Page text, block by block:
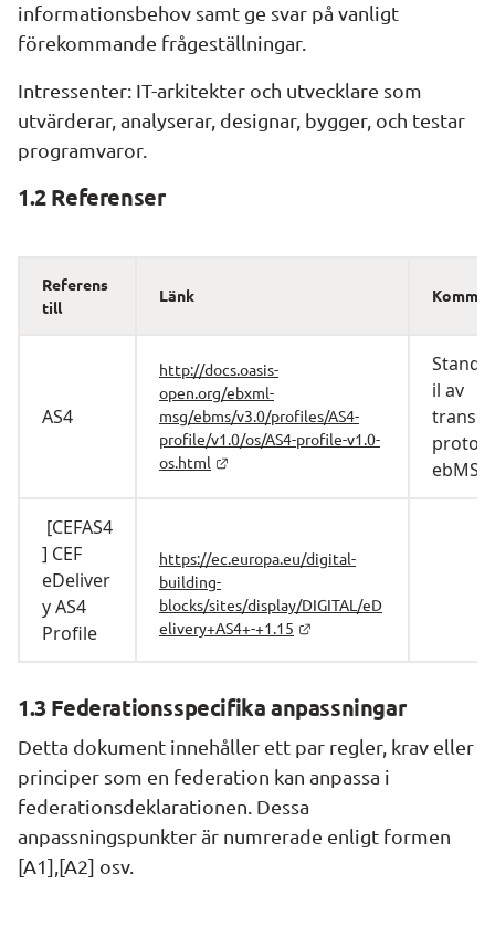
informationsbehov samt ge svar på vanligt
förekommande frågeställningar.
Intressenter: IT-arkitekter och utvecklare som
utvärderar, analyserar, designar, bygger, och testar
programvaror.
1.2 Referenser
Referens
till
Länk
AS4
http://docs.oasis-
open.org/ebxml-
msg/ebms/v3.0/profiles/AS4-
profile/v1.0/os/AS4-profile-v1.0-
os.html
il av
ebMS
[CEFAS4
] CEF
eDeliver
y AS4
Profile
https://ec.europa.eu/digital-
building-
blocks/sites/display/DIGITAL/eD
elivery+AS4+-+1.15
1.3 Federationsspecifika anpassningar
Detta dokument innehåller ett par regler, krav eller
principer som en federation kan anpassa i
federationsdeklarationen. Dessa
anpassningspunkter är numrerade enligt formen
[A1],[A2] osv.